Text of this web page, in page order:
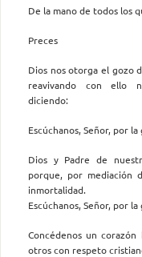
De la mano de todos los
Preces
Dios nos otorga el gozo
reavivando con ello
diciendo:
Escúchanos, Señor, por
Dios y Padre de
porque, por mediación
inmortalidad.
Escúchanos, Señor, por
Concédenos un corazón
otros con respeto